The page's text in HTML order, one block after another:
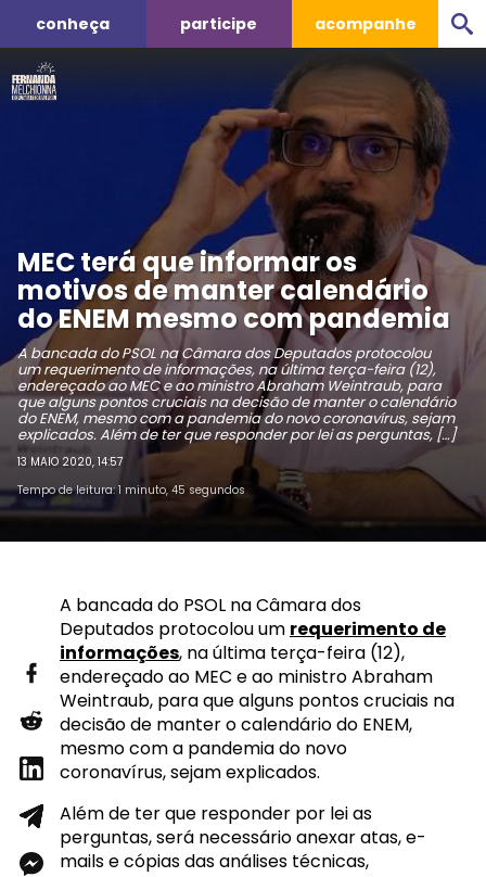
conheça participe acompanhe
MEC terá que informar os
motivos de manter calendário
do ENEM mesmo com pandemia
A bancada do PSOL na Câmara dos Deputados protocolou
um requerimento de informações, na última terça-feira (12),
endereçado ao MEC e ao ministro Abraham Weintraub, para
que alguns pontos cruciais na decisão de manter o calendário
do ENEM, mesmo com a pandemia do novo coronavírus, sejam
explicados. Além de ter que responder por lei as perguntas, […]
13 MAIO 2020, 14:57
Tempo de leitura: 1 minuto, 45 segundos
A bancada do PSOL na Câmara dos
Deputados protocolou um requerimento de
informações, na última terça-feira (12),
endereçado ao MEC e ao ministro Abraham
Weintraub, para que alguns pontos cruciais na
decisão de manter o calendário do ENEM,
mesmo com a pandemia do novo
coronavírus, sejam explicados.
Além de ter que responder por lei as
perguntas, será necessário anexar atas, e-
mails e cópias das análises técnicas,